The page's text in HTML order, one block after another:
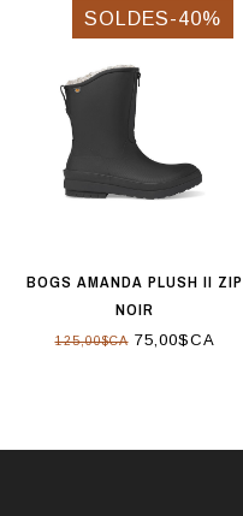
SOLDES-40%
BOGS AMANDA PLUSH II ZIP
NOIR
125,00$CA75,00$CA